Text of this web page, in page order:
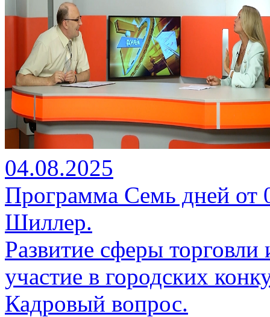
04.08.2025
Программа Семь дней от
Шиллер.
Развитие сферы
участие в городских
Кадровый вопрос.